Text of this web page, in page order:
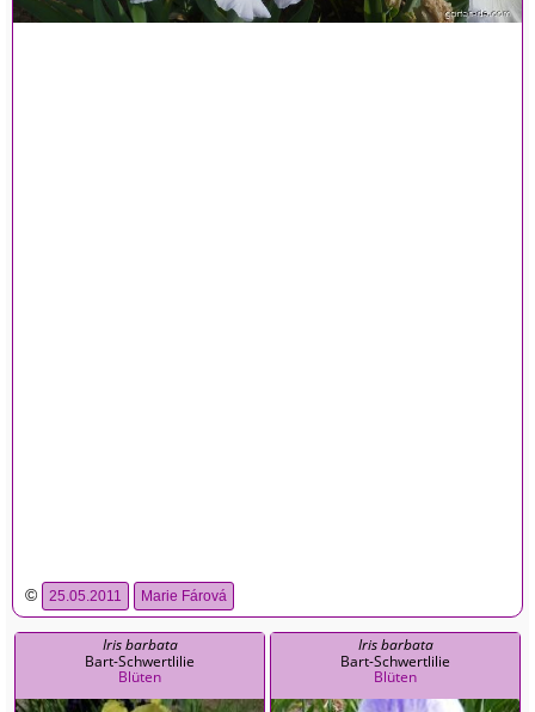
© 25.05.2011 Marie Fárová
Iris barbata
Bart-Schwertlilie
Blüten
Iris barbata
Bart-Schwertlilie
Blüten